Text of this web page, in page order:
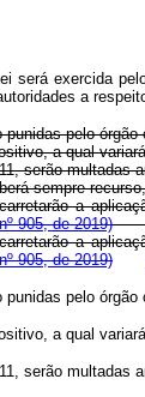
será exercida
a
pelo
a qual
serão
sempre
a
905, de 2019)
a
905, de 2019)
pelo
a qual
serão